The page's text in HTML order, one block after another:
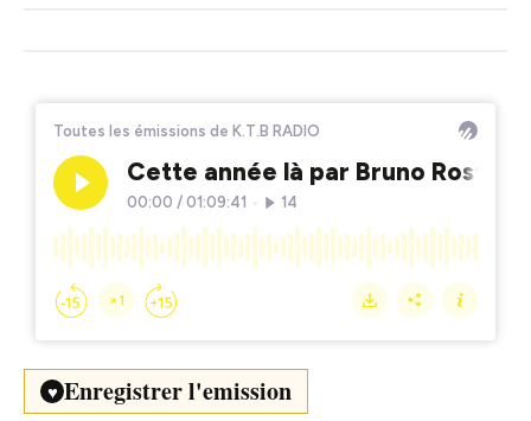
♥ Enregistrer l'emission